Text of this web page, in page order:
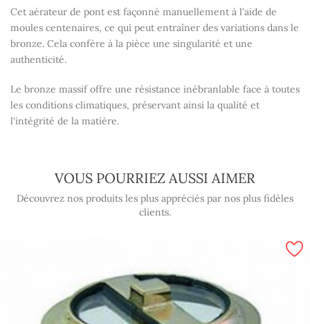
Cet aérateur de pont est façonné manuellement à l'aide de
moules centenaires, ce qui peut entraîner des variations dans le
bronze. Cela confère à la pièce une singularité et une
authenticité.
Le bronze massif offre une résistance inébranlable face à toutes
les conditions climatiques, préservant ainsi la qualité et
l'intégrité de la matière.
VOUS POURRIEZ AUSSI AIMER
Découvrez nos produits les plus appréciés par nos plus fidèles
clients.